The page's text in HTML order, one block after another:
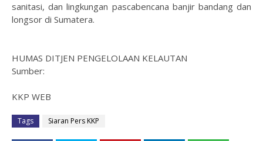
sanitasi, dan lingkungan pascabencana banjir bandang dan
longsor di Sumatera.
HUMAS DITJEN PENGELOLAAN KELAUTAN
Sumber:
KKP WEB
Tags Siaran Pers KKP